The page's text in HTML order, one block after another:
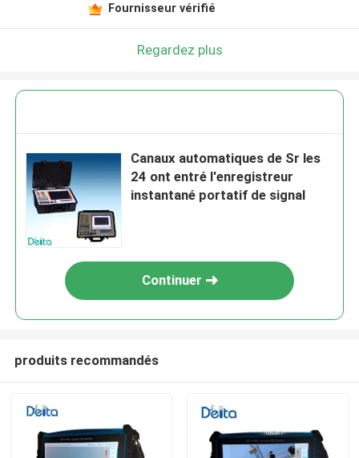
Fournisseur vérifié
Regardez plus
Canaux automatiques de Sr les
24 ont entré l'enregistreur
instantané portatif de signal
Continuer
produits recommandés